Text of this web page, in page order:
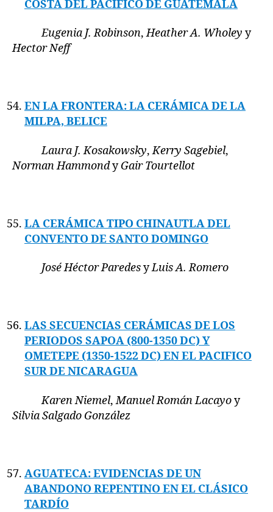
COSTA DEL PACIFICO DE GUATEMALA
Eugenia J. Robinson,Heather A. Wholey y
Hector Neff
EN LA FRONTERA: LA CERÁMICA DE LA
MILPA, BELICE
Laura J. Kosakowsky,Kerry Sagebiel,
Norman HammondyGair Tourtellot
LA CERÁMICA TIPO CHINAUTLA DEL
CONVENTO DE SANTO DOMINGO
José Héctor ParedesyLuis A. Romero
LAS SECUENCIAS CERÁMICAS DE LOS
PERIODOS SAPOA (800-1350 DC) Y
OMETEPE (1350-1522 DC) EN EL PACIFICO
SUR DE NICARAGUA
Karen Niemel,Manuel Román Lacayoy
Silvia Salgado González
AGUATECA: EVIDENCIAS DE UN
ABANDONO REPENTINO EN EL CLÁSICO
TARDÍO